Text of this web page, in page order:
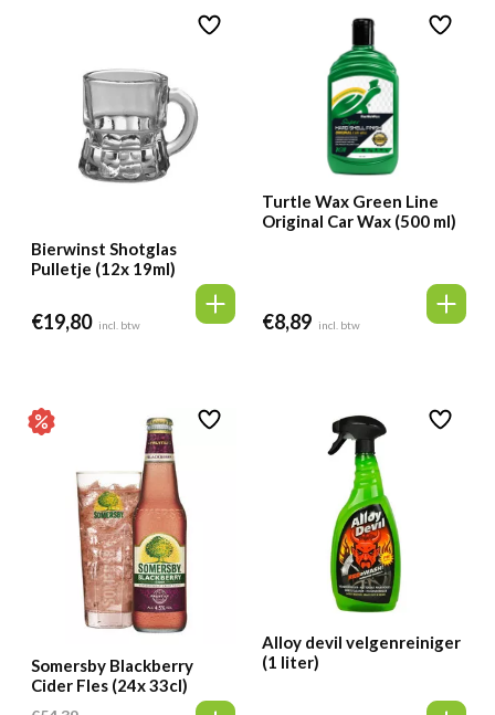
Bierwinst Shotglas
Pulletje (12x 19ml)
€19,80 incl. btw
Turtle Wax Green Line
Original Car Wax (500 ml)
€8,89 incl. btw
Somersby Blackberry
Cider Fles (24x 33cl)
Alloy devil velgenreiniger
(1 liter)